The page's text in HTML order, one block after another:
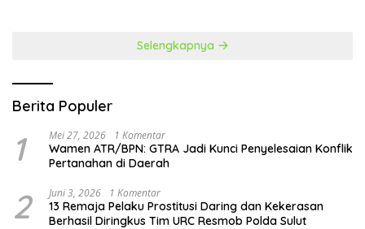
Selengkapnya
Berita Populer
1 Mei 27, 2026 1 Komentar
Wamen ATR/BPN: GTRA Jadi Kunci Penyelesaian Konflik
Pertanahan di Daerah
2 Juni 3, 2026 1 Komentar
13 Remaja Pelaku Prostitusi Daring dan Kekerasan
Berhasil Diringkus Tim URC Resmob Polda Sulut